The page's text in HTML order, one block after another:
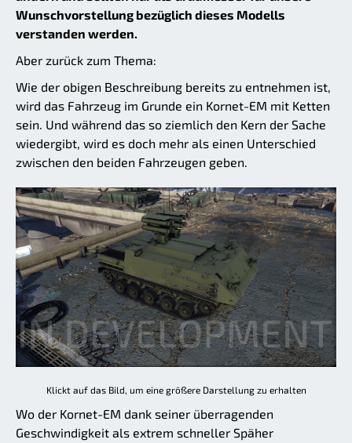
Wunschvorstellung bezüglich dieses Modells
verstanden werden.
Aber zurück zum Thema:
Wie der obigen Beschreibung bereits zu entnehmen ist,
wird das Fahrzeug im Grunde ein Kornet-EM mit Ketten
sein. Und während das so ziemlich den Kern der Sache
wiedergibt, wird es doch mehr als einen Unterschied
zwischen den beiden Fahrzeugen geben.
Klickt auf das Bild, um eine größere Darstellung zu erhalten
Wo der Kornet-EM dank seiner überragenden
Geschwindigkeit als extrem schneller Späher